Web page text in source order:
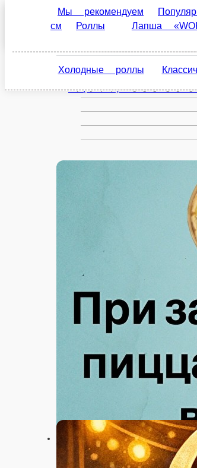
Череповец
Настройки
Мы рекомендуем Популярное
«WOK»
Супы Салаты
Холодные роллы